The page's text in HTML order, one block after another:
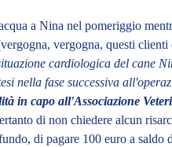
a Nina nel pomeriggio
vergogna, questi
cardiologica del cane
nella fase successiva
in capo all'Associazione
di non chiedere alcun
di pagare 100 euro a saldo